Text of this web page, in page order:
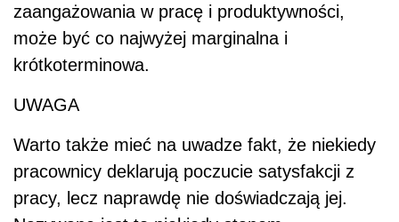
zaangażowania w pracę i produktywności,
może być co najwyżej marginalna i
krótkoterminowa.
UWAGA
Warto także mieć na uwadze fakt, że niekiedy
pracownicy deklarują poczucie satysfakcji z
pracy, lecz naprawdę nie doświadczają jej.